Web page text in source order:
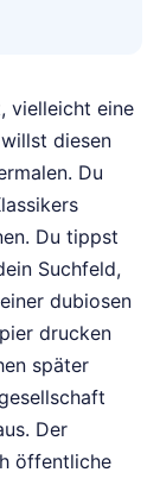
vielleicht eine
diesen
Du
Du tippst
Suchfeld,
dubiosen
drucken
später
Der
öffentliche